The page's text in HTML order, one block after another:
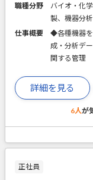
職種分野
バイオ・化
製、機器分
仕事概要
◆各種機器
成・分析デ
関する管理
詳細を見る
6人が
正社員